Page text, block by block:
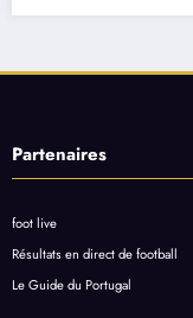
Partenaires
foot live
Résultats en direct de football
Le Guide du Portugal